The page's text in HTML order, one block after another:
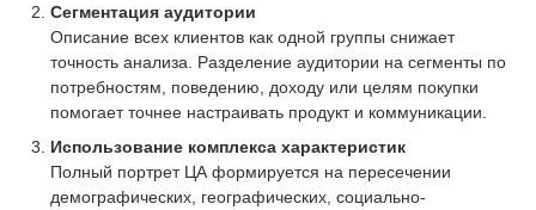
Сегментация аудитории
Описание всех клиентов как одной группы снижает
точность анализа. Разделение аудитории на сегменты по
потребностям, поведению, доходу или целям покупки
помогает точнее настраивать продукт и коммуникации.
Использование комплекса характеристик
Полный портрет ЦА формируется на пересечении
демографических, географических, социально-